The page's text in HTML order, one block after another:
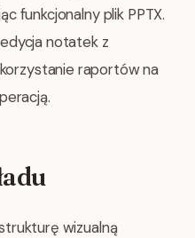
funkcjonalny plik PPTX.
notatek z
raportów na
wizualną